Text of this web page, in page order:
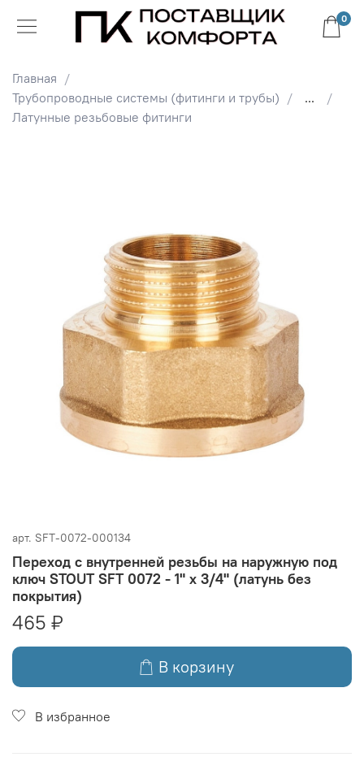
0
Главная
Трубопроводные системы (фитинги и трубы)
...
Латунные резьбовые фитинги
арт. SFT-0072-000134
Переход с внутренней резьбы на наружную под
ключ STOUT SFT 0072 - 1" x 3/4" (латунь без
покрытия)
465 ₽
В корзину
В избранное